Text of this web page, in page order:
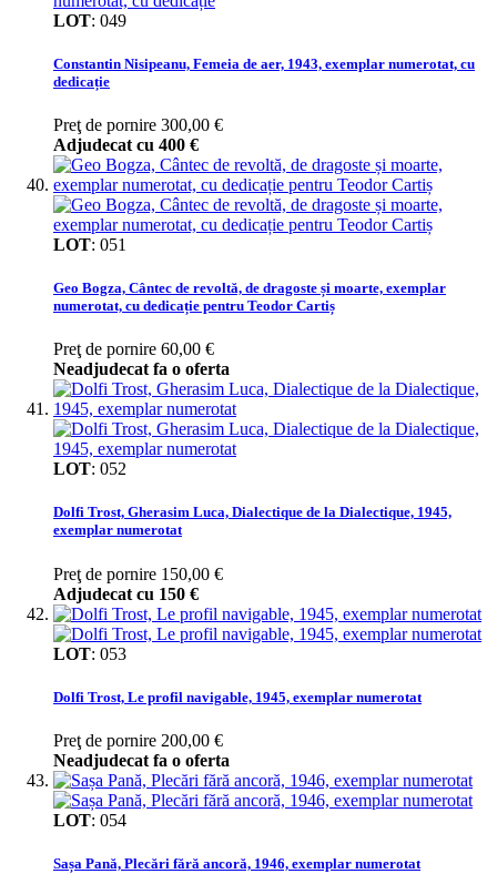
LOT: 049
Constantin Nisipeanu, Femeia de aer, 1943, exemplar numerotat, cu
dedicație
Preţ de pornire 300,00 €
Adjudecat cu 400 €
LOT: 051
Geo Bogza, Cântec de revoltă, de dragoste și moarte, exemplar
numerotat, cu dedicație pentru Teodor Cartiș
Preţ de pornire 60,00 €
Neadjudecat fa o oferta
LOT: 052
Dolfi Trost, Gherasim Luca, Dialectique de la Dialectique, 1945,
exemplar numerotat
Preţ de pornire 150,00 €
Adjudecat cu 150 €
LOT: 053
Dolfi Trost, Le profil navigable, 1945, exemplar numerotat
Preţ de pornire 200,00 €
Neadjudecat fa o oferta
LOT: 054
Sașa Pană, Plecări fără ancoră, 1946, exemplar numerotat